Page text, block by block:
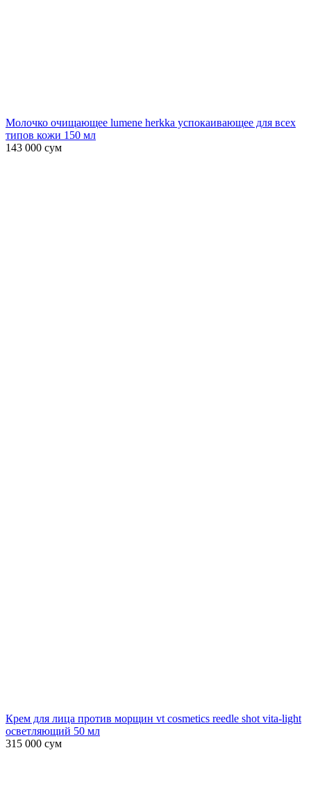
Молочко очищающее lumene herkka успокаивающее для всех
типов кожи 150 мл
143 000 сум
Крем для лица против морщин vt cosmetics reedle shot vita-light
осветляющий 50 мл
315 000 сум